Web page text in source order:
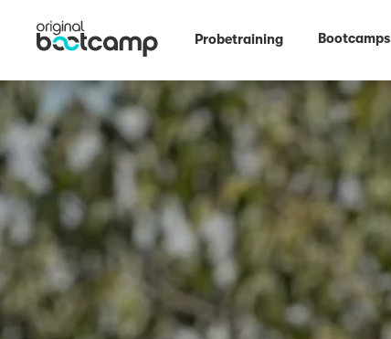
Probetraining Bootcamps